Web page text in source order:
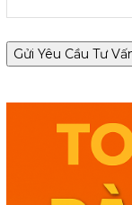
Gửi Yêu Cầu Tư